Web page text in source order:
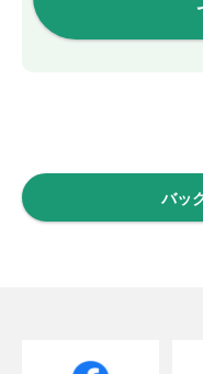
バッ